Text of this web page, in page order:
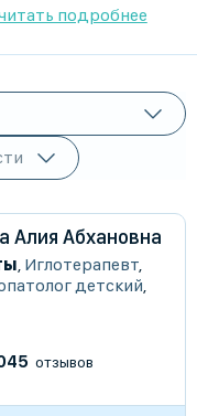
это врач, который
подробнее
Алия Абхановна
, Иглотерапевт,
детский,
отзывов